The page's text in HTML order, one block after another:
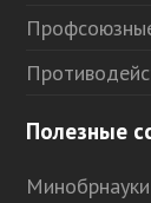
Полезные